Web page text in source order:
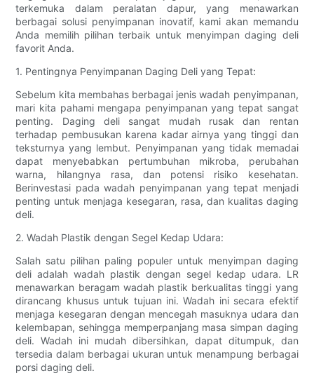
terkemuka dalam peralatan dapur, yang menawarkan
berbagai solusi penyimpanan inovatif, kami akan memandu
Anda memilih pilihan terbaik untuk menyimpan daging deli
favorit Anda.
1. Pentingnya Penyimpanan Daging Deli yang Tepat:
Sebelum kita membahas berbagai jenis wadah penyimpanan,
mari kita pahami mengapa penyimpanan yang tepat sangat
penting. Daging deli sangat mudah rusak dan rentan
terhadap pembusukan karena kadar airnya yang tinggi dan
teksturnya yang lembut. Penyimpanan yang tidak memadai
dapat menyebabkan pertumbuhan mikroba, perubahan
warna, hilangnya rasa, dan potensi risiko kesehatan.
Berinvestasi pada wadah penyimpanan yang tepat menjadi
penting untuk menjaga kesegaran, rasa, dan kualitas daging
deli.
2. Wadah Plastik dengan Segel Kedap Udara:
Salah satu pilihan paling populer untuk menyimpan daging
deli adalah wadah plastik dengan segel kedap udara. LR
menawarkan beragam wadah plastik berkualitas tinggi yang
dirancang khusus untuk tujuan ini. Wadah ini secara efektif
menjaga kesegaran dengan mencegah masuknya udara dan
kelembapan, sehingga memperpanjang masa simpan daging
deli. Wadah ini mudah dibersihkan, dapat ditumpuk, dan
tersedia dalam berbagai ukuran untuk menampung berbagai
porsi daging deli.